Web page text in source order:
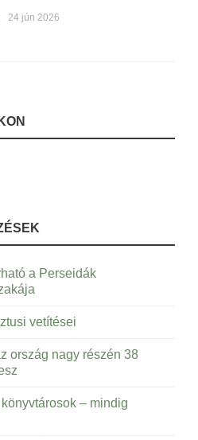
24 jún 2026
a Perseidák
vetítései
ország nagy részén 38
– mindig